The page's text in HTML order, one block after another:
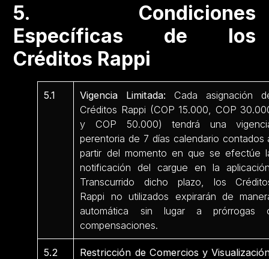
5. Condiciones
Específicas de los
Créditos Rappi
5.1 Vigencia Limitada: Cada asignación
Créditos Rappi (COP 15.000, COP
y COP 50.000) tendrá una
perentoria de 7 días calendario contados
partir del momento en que se efectúe
notificación del cargue en la
Transcurrido dicho plazo, los
Rappi no utilizados expirarán de
automática sin lugar a prórrogas
compensaciones.
5.2
Restricción de Comercios y